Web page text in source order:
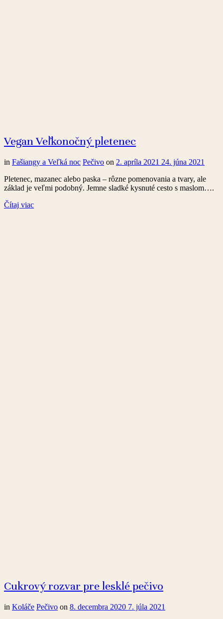
Vegan Veľkonočný pletenec
in Fašiangy a Veľká noc Pečivo on 2. apríla 2021 24. júna 2021
Pletenec, mazanec alebo paska – rôzne pomenovania a tvary, ale
základ je veľmi podobný. Jemne sladké kysnuté cesto s maslom….
Čítaj viac
Cukrový rozvar pre lesklé pečivo
in Koláče Pečivo on 8. decembra 2020 7. júla 2021